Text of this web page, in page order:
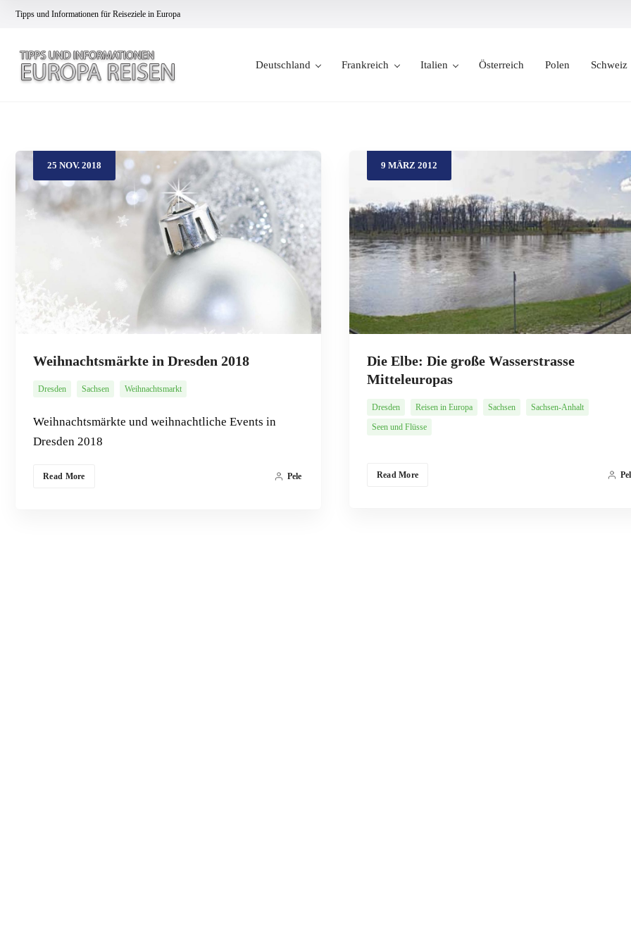
Tipps und Informationen für Reiseziele in Europa
Deutschland Frankreich Italien Österreich Polen Schweiz
25 NOV. 2018
Weihnachtsmärkte in Dresden 2018
Dresden Sachsen Weihnachtsmarkt
Weihnachtsmärkte und weihnachtliche Events in
Dresden 2018
Read More Pele
9 MÄRZ 2012
Die Elbe: Die große Wasserstrasse
Mitteleuropas
Dresden Reisen in Europa Sachsen
Sachsen-Anhalt
Seen und Flüsse
Read More